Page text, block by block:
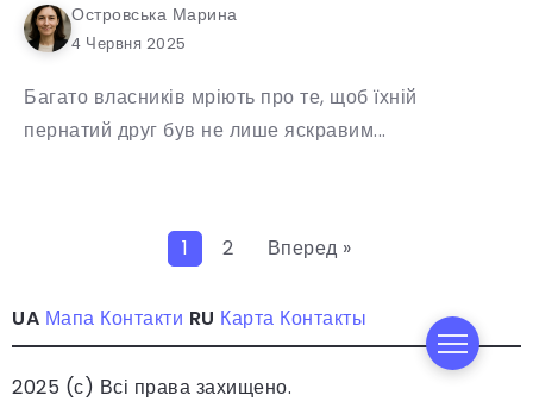
Островська Марина
4 Червня 2025
Багато власників мріють про те, щоб їхній
пернатий друг був не лише яскравим...
1 2 Вперед »
UA Мапа Контакти RU Карта Контакты
2025 (с) Всі права захищено.